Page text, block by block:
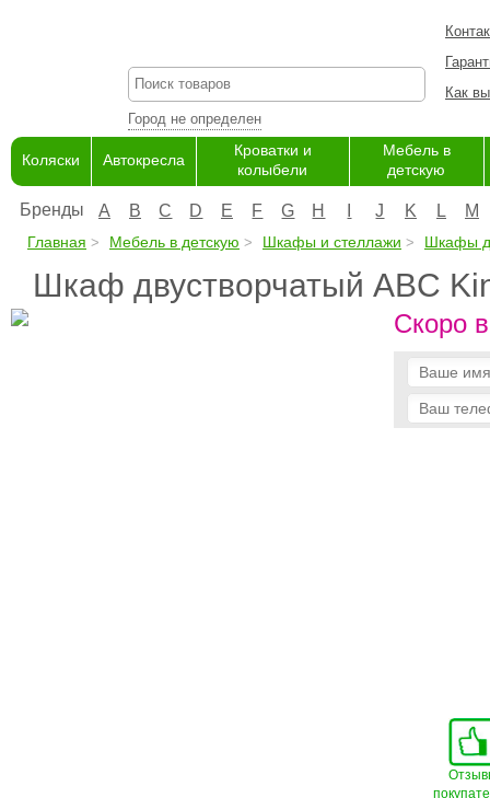
Город не определен
Как
Коляски Автокресла
Кроватки и
колыбели
Мебель в
детскую
Бренды A B C D E F G H J K L M
Главная Мебель в детскую Шкафы и стеллажи Шкафы
Шкаф двустворчатый ABC
Скоро